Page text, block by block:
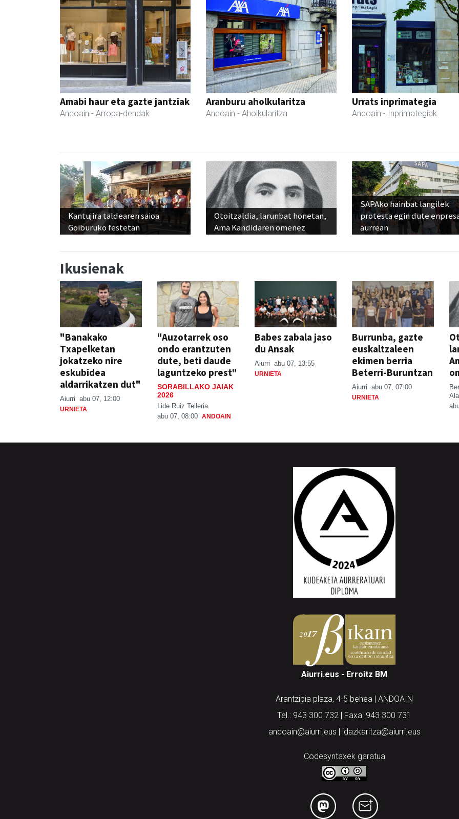
Amabi haur eta gazte jantziak
Andoain - Arropa-dendak
Aranburu aholkularitza
Andoain - Aholkularitza
Urrats inprimategia
Andoain - Inprimategiak
Kantujira taldearen saioa
Goiburuko festetan
Otoitzaldia, larunbat honetan,
Ama Kandidaren omenez
SAPAko hainbat langilek
protesta egin dute
aurrean
Ikusienak
"Banakako
Txapelketan
jokatzeko nire
eskubidea
aldarrikatzen dut"
Aiurri abu 07, 12:00
URNIETA
"Auzotarrek oso
ondo erantzuten
dute, beti daude
laguntzeko prest"
SORABILLAKO JAIAK
2026
Lide Ruiz Telleria
abu 07, 08:00 ANDOAIN
Babes zabala jaso
du Ansak
Aiurri abu 07, 13:55
URNIETA
Burrunba, gazte
euskaltzaleen
ekimen berria
Beterri-Buruntzan
Aiurri abu 07, 07:00
URNIETA
Aiurri.eus - Erroitz BM
Arantzibia plaza, 4-5 behea | ANDOAIN
Tel.: 943 300 732 | Faxa: 943 300 731
andoain@aiurri.eus | idazkaritza@aiurri.eus
Codesyntaxek garatua